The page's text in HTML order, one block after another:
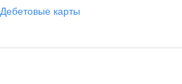
Дебетовые карты